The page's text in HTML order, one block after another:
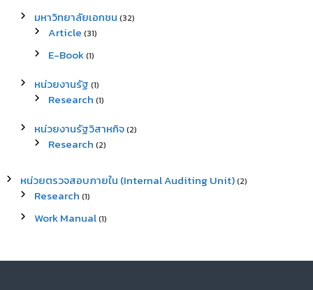
มหาวิทยาลัยเอกชน (32)
Article (31)
E-Book(1)
หน่วยงานรัฐ (1)
Research (1)
หน่วยงานรัฐวิสาหกิจ(2)
Research (2)
หน่วยตรวจสอบภายใน (Internal Auditing Unit)(2)
Research (1)
Work Manual(1)